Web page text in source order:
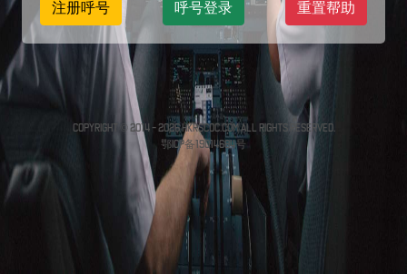
注册呼号 呼号登录 重置帮助
CopyRight © 2014 -2026 HKRSCOC.COM All Rights Reserved.
鄂ICP备19014684号